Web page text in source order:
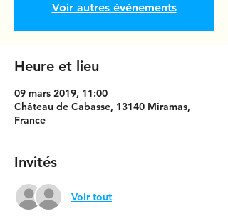
Voir autres événements
Heure et lieu
09 mars 2019, 11:00
Château de Cabasse, 13140 Miramas,
France
Invités
Voir tout